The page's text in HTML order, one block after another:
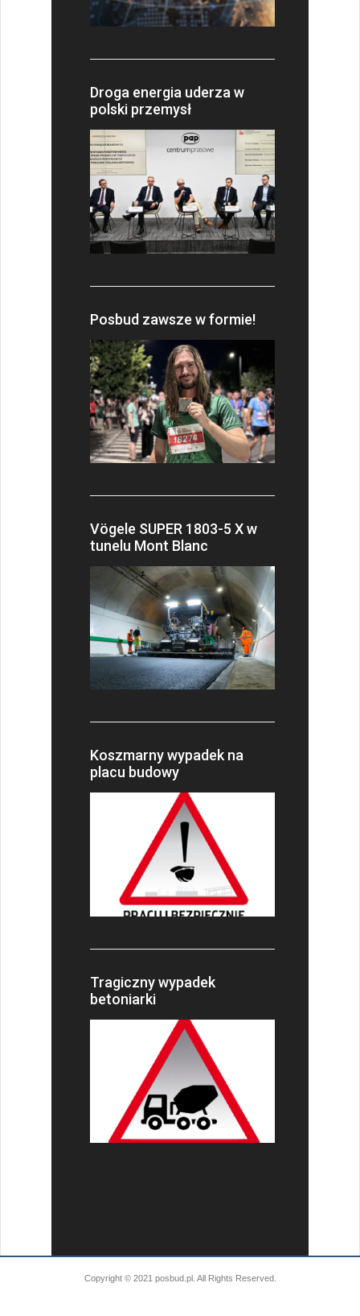
Droga energia uderza w
polski przemysł
Posbud zawsze w formie!
Vögele SUPER 1803-5 X w
tunelu Mont Blanc
Koszmarny wypadek na
placu budowy
Tragiczny wypadek
betoniarki
Copyright © 2021 posbud.pl. All Rights Reserved.